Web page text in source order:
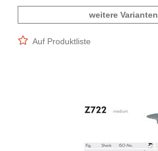
weitere Varianten
Auf Produktliste